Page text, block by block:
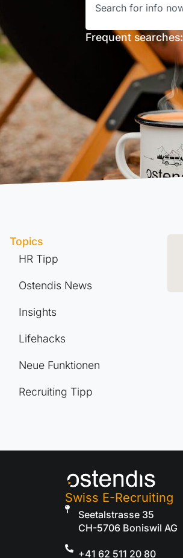
Frequent searches:
Topics
HR Tipp
Ostendis News
Insights
Lifehacks
Neue Funktionen
Recruiting Tipp
Swiss E-Recruiting
Seetalstrasse 35
CH-5706 Boniswil AG
+41 62 511 20 80